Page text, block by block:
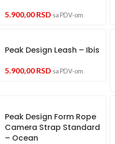
5.900,00 RSD sa PDV-om
Peak Design Leash – Ibis
5.900,00 RSD sa PDV-om
Peak Design Form Rope
Camera Strap Standard
– Ocean